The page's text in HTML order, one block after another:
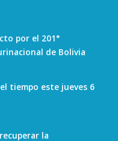
por el 201°
de Bolivia
tiempo este jueves 6
la